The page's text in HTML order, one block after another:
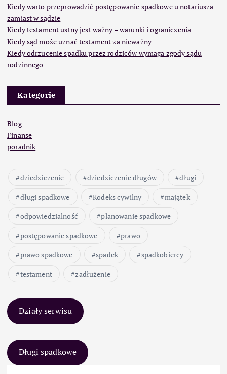
Kiedy warto przeprowadzić postępowanie spadkowe u notariusza
zamiast w sądzie
Kiedy testament ustny jest ważny – warunki i ograniczenia
Kiedy sąd może uznać testament za nieważny
Kiedy odrzucenie spadku przez rodziców wymaga zgody sądu
rodzinnego
Kategorie
Blog
Finanse
poradnik
dziedziczenie dziedziczenie długów
długi
długi spadkowe
Kodeks cywilny
majątek
odpowiedzialność
planowanie spadkowe
postępowanie spadkowe
prawo
prawo spadkowe
spadek
spadkobiercy
testament
zadłużenie
Działy serwisu
Długi spadkowe